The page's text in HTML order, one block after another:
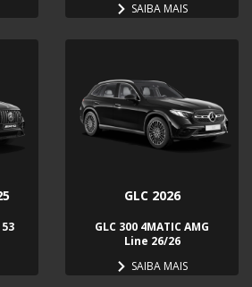
SAIBA MAIS
GLC 2026
GLC 300 4MATIC AMG
Line 26/26
SAIBA MAIS